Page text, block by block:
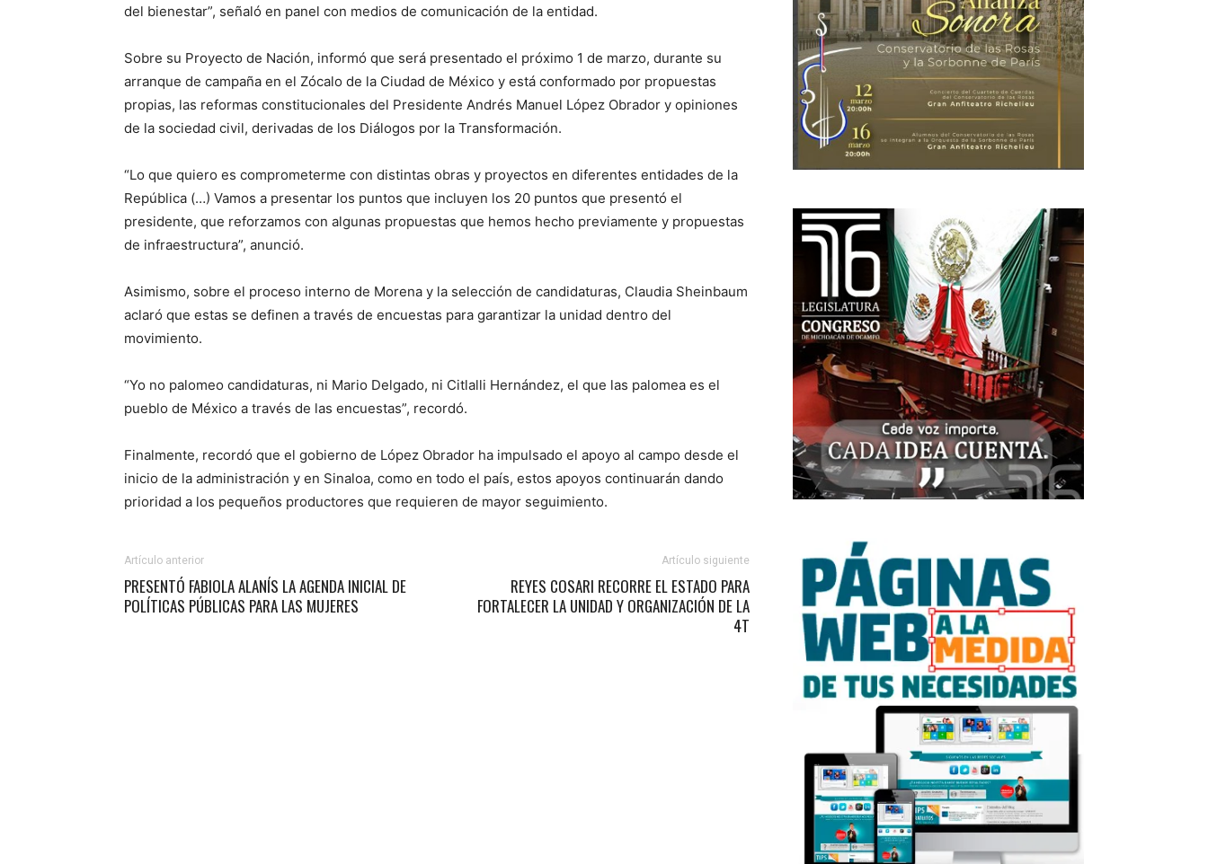
del bienestar”, señaló en panel con medios de comunicación de la entidad.
Sobre su Proyecto de Nación, informó que será presentado el próximo 1 de marzo, durante su
arranque de campaña en el Zócalo de la Ciudad de México y está conformado por propuestas
propias, las reformas constitucionales del Presidente Andrés Manuel López Obrador y opiniones
de la sociedad civil, derivadas de los Diálogos por la Transformación.
“Lo que quiero es comprometerme con distintas obras y proyectos en diferentes entidades de la
República (…) Vamos a presentar los puntos que incluyen los 20 puntos que presentó el
presidente, que reforzamos con algunas propuestas que hemos hecho previamente y propuestas
de infraestructura”, anunció.
Asimismo, sobre el proceso interno de Morena y la selección de candidaturas, Claudia Sheinbaum
aclaró que estas se definen a través de encuestas para garantizar la unidad dentro del
movimiento.
“Yo no palomeo candidaturas, ni Mario Delgado, ni Citlalli Hernández, el que las palomea es el
pueblo de México a través de las encuestas”, recordó.
Finalmente, recordó que el gobierno de López Obrador ha impulsado el apoyo al campo desde el
inicio de la administración y en Sinaloa, como en todo el país, estos apoyos continuarán dando
prioridad a los pequeños productores que requieren de mayor seguimiento.
Artículo anterior
PRESENTÓ FABIOLA ALANÍS LA AGENDA INICIAL DE
POLÍTICAS PÚBLICAS PARA LAS MUJERES
Artículo siguiente
REYES COSARI RECORRE EL ESTADO PARA
FORTALECER LA UNIDAD Y ORGANIZACIÓN DE LA
4T